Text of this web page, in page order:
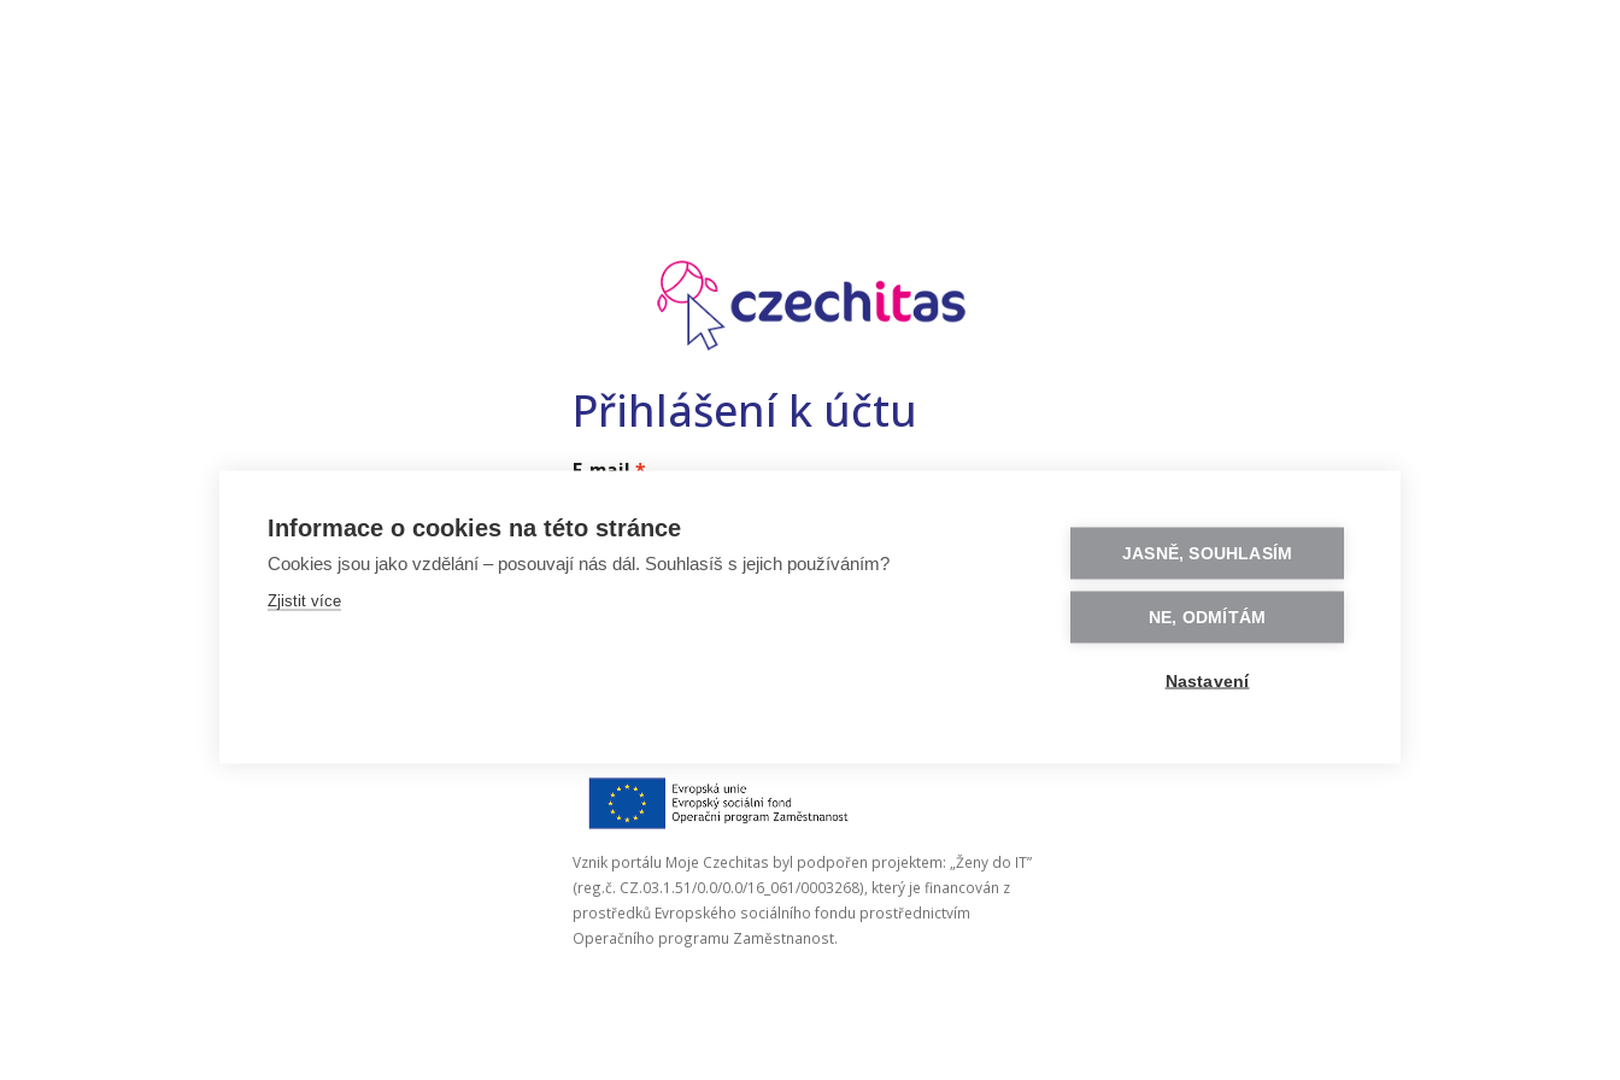
Přihlášení k účtu
E-mail
Vznik portálu Moje Czechitas byl podpořen projektem: „Ženy do IT”
(reg.č. CZ.03.1.51/0.0/0.0/16_061/0003268), který je financován z
prostředků Evropského sociálního fondu prostřednictvím
Operačního programu Zaměstnanost.
Informace o cookies na této stránce
Cookies jsou jako vzdělání – posouvají nás dál. Souhlasíš s jejich používáním?
Zjistit více
JASNĚ, SOUHLASÍM
NE, ODMÍTÁM
Nastavení